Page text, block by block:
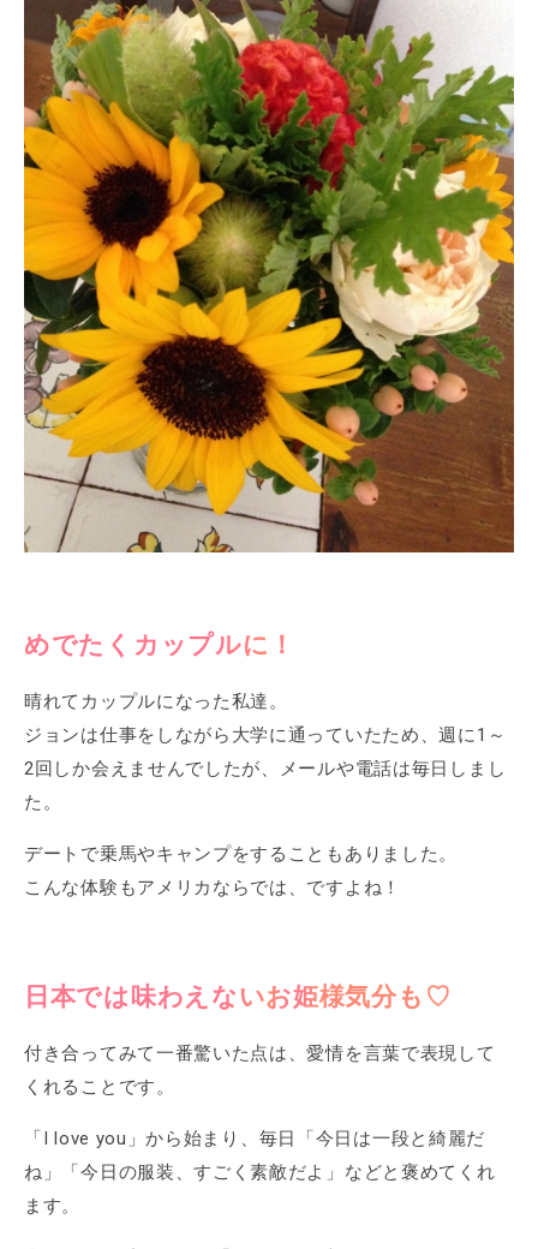
めでたくカップルに！
晴れてカップルになった私達。
ジョンは仕事をしながら大学に通っていたため、週に1～
2回しか会えませんでしたが、メールや電話は毎日しまし
た。
デートで乗馬やキャンプをすることもありました。
こんな体験もアメリカならでは、ですよね！
日本では味わえないお姫様気分も♡
付き合ってみて一番驚いた点は、愛情を言葉で表現して
くれることです。
「I love you」から始まり、毎日「今日は一段と綺麗だ
ね」「今日の服装、すごく素敵だよ」などと褒めてくれ
ます。